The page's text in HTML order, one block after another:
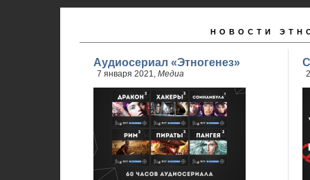
НОВОСТИ
Аудиосериал «Этногенез»
7 января 2021, Медиа